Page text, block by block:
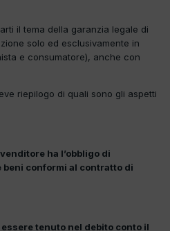
il tema della garanzia legale di
solo ed esclusivamente in
e consumatore), anche con
riepilogo di quali sono gli aspetti
ha l’obbligo di
conformi al contratto di
tenuto nel debito conto il